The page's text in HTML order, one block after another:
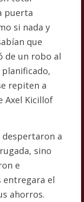
puerta
si nada y
que
de un robo al
repiten a
Axel Kicillof
despertaron a
sino
e
entregara el
ahorros.